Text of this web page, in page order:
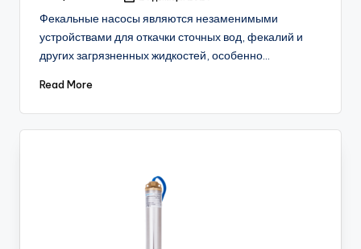
Фекальные насосы являются незаменимыми
устройствами для откачки сточных вод, фекалий и
других загрязненных жидкостей, особенно…
Read More